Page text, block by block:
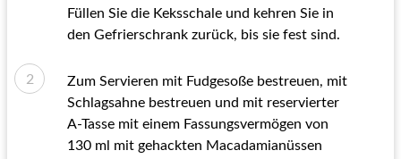
Füllen Sie die Keksschale und kehren Sie in
den Gefrierschrank zurück, bis sie fest sind.
Zum Servieren mit Fudgesoße bestreuen, mit
Schlagsahne bestreuen und mit reservierter
A-Tasse mit einem Fassungsvermögen von
130 ml mit gehackten Macadamianüssen